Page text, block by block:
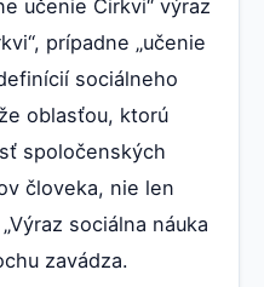
učenie Cirkvi“ výraz
prípadne „učenie
sociálneho
oblasťou, ktorú
spoločenských
človeka, nie len
sociálna náuka
zavádza.